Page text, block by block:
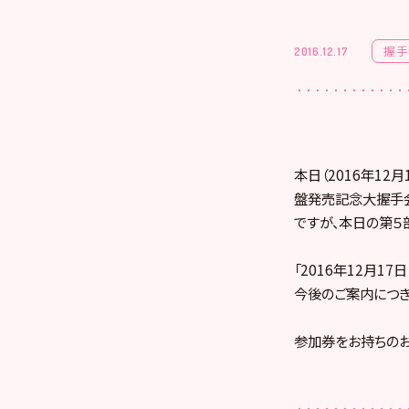
2016.12.17 握
本日（2016年12月
盤発売記念大握手
ですが、本日の第
「2016年12月17
今後のご案内につ
参加券をお持ちの